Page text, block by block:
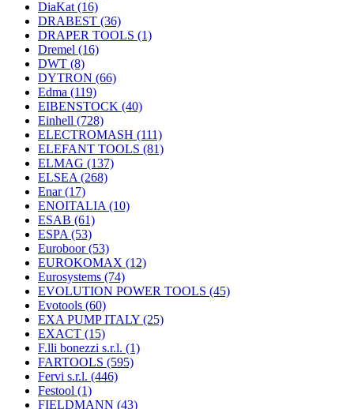
DiaKat (16)
DRABEST (36)
DRAPER TOOLS (1)
Dremel (16)
DWT (8)
DYTRON (66)
Edma (119)
EIBENSTOCK (40)
Einhell (728)
ELECTROMASH (111)
ELEFANT TOOLS (81)
ELMAG (137)
ELSEA (268)
Enar(17)
ENOITALIA (10)
ESAB (61)
ESPA (53)
Euroboor(53)
EUROKOMAX (12)
Eurosystems (74)
EVOLUTION POWER TOOLS (45)
Evotools (60)
EXA PUMP ITALY (25)
EXACT (15)
F.lli bonezzi s.r.l. (1)
FARTOOLS (595)
Fervi s.r.l. (446)
Festool (1)
FIELDMANN (43)